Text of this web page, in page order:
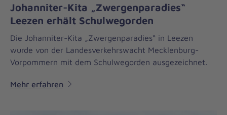
Johanniter-Kita „Zwergenparadies“
Leezen erhält Schulwegorden
Die Johanniter-Kita „Zwergenparadies“ in Leezen
wurde von der Landesverkehrswacht Mecklenburg-
Vorpommern mit dem Schulwegorden ausgezeichnet.
Mehr erfahren